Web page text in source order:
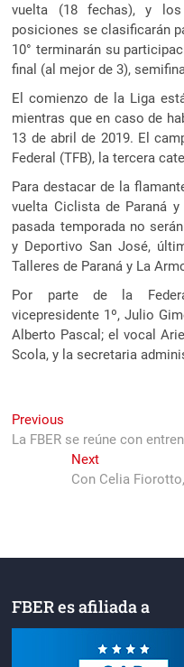
vuelta (18 fechas), y
posiciones se clasificarán
10° terminarán su
final (al mejor de 3),
El comienzo de la Liga
mientras que en caso de
13 de abril de 2019. El
Federal (TFB), la tercera
Para destacar de la
vuelta Ciclista de Paraná
pasada temporada no
y Deportivo San José,
Talleres de Paraná y La
Por parte de la
vicepresidente 1º, Julio
Alberto Pascal; el vocal
Scola, y la secretaria
Navegación
de
entradas
Previous
post:
La FBER se reúne con
NextNext
post:
Con Celia
FBER es afiliada a